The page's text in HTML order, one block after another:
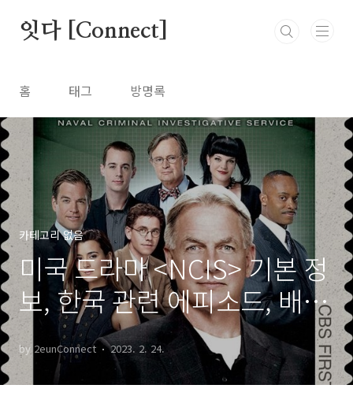
잇다 [Connect]
홈 태그 방명록
카테고리 없음
미국 드라마 <NCIS> 기본 정
보, 한국 관련 에피소드, 배우
리로이 제스로 깁스
by 2eunConnect 2023. 2. 24.